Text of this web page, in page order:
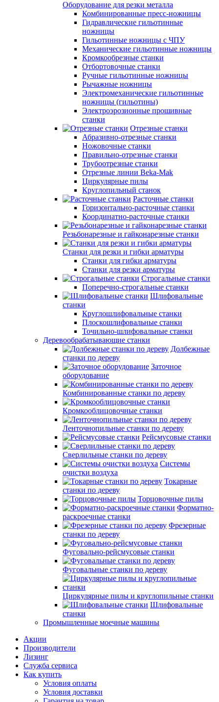
Оборудование для резки металла
Комбинированные пресс-ножницы
Гидравлические гильотинные
ножницы
Гильотинные ножницы с ЧПУ
Механические гильотинные ножницы
Кромкообрезные станки
Отбортовочные станки
Ручные гильотинные ножницы
Рычажные ножницы
Электромеханические гильотинные
ножницы (гильотины)
Электроэрозионные прошивные
станки
Отрезные станки
Абразивно-отрезные станки
Ножовочные станки
Правильно-отрезные станки
Трубоотрезные станки
Отрезные линии Beka-Mak
Циркулярные пилы
Круглопильный станок
Расточные станки
Горизонтально-расточные станки
Координатно-расточные станки
Резьбонарезные и гайконарезные станки
Станки для резки и гибки арматуры
Станки для гибки арматуры
Станки для резки арматуры
Строгальные станки
Поперечно-строгальные станки
Шлифовальные
станки
Круглошлифовальные станки
Плоскошлифовальные станки
Точильно-шлифовальные станки
Деревообрабатывающие станки
Долбежные
станки по дереву
Заточное
оборудование
Комбинированные станки по дереву
Кромкооблицовочные станки
Ленточнопильные станки по дереву
Рейсмусовые станки
Сверлильные станки по дереву
Системы
очистки воздуха
Токарные
станки по дереву
Торцовочные пилы
Форматно-
раскроечные станки
Фрезерные
станки по дереву
Фуговально-рейсмусовые станки
Фуговальные станки по дереву
Циркулярные пилы и круглопильные станки
Шлифовальные
станки
Промышленные моечные машины
Акции
Производители
Лизинг
Служба сервиса
Как купить
Условия оплаты
Условия доставки